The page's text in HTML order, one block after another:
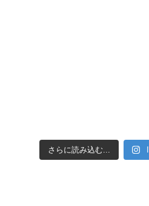
さらに読み込む...